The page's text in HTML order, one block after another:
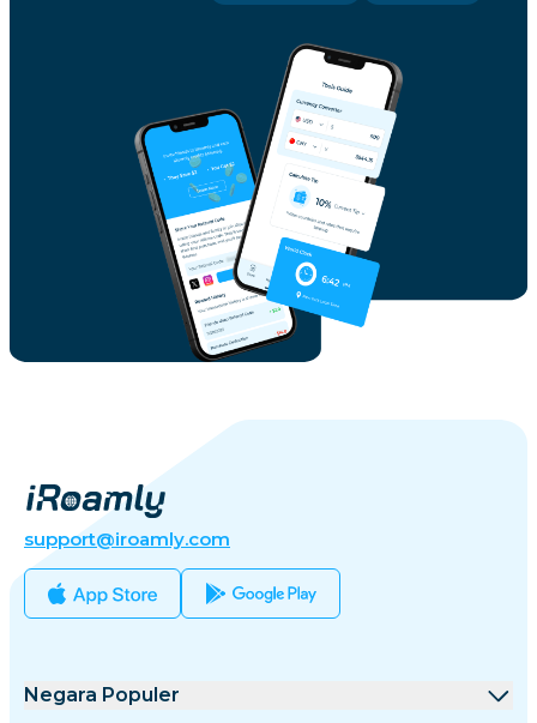
support@iroamly.com
Negara Populer